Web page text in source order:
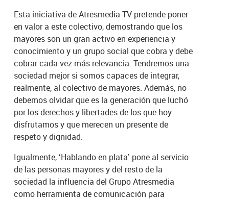
Esta iniciativa de Atresmedia TV pretende poner
en valor a este colectivo, demostrando que los
mayores son un gran activo en experiencia y
conocimiento y un grupo social que cobra y debe
cobrar cada vez más relevancia. Tendremos una
sociedad mejor si somos capaces de integrar,
realmente, al colectivo de mayores. Además, no
debemos olvidar que es la generación que luchó
por los derechos y libertades de los que hoy
disfrutamos y que merecen un presente de
respeto y dignidad.
Igualmente, ‘Hablando en plata’ pone al servicio
de las personas mayores y del resto de la
sociedad la influencia del Grupo Atresmedia
como herramienta de comunicación para